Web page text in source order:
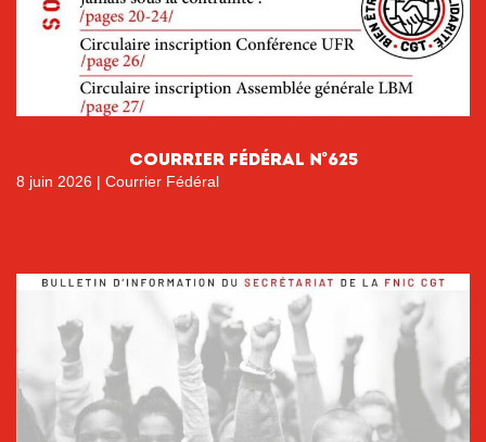
courrier fÉdÉral n°625
8 juin 2026 | Courrier Fédéral